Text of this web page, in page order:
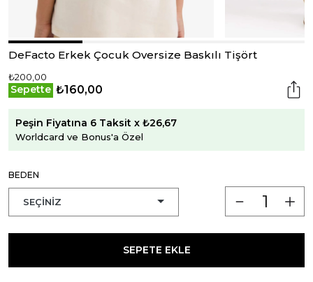
DeFacto Erkek Çocuk Oversize Baskılı Tişört
₺200,00
Sepette ₺160,00
Peşin Fiyatına 6 Taksit x ₺26,67
Worldcard ve Bonus'a Özel
BEDEN
SEPETE EKLE